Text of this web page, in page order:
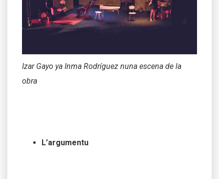
Izar Gayo ya Inma Rodríguez nuna escena de la
obra
L’argumentu